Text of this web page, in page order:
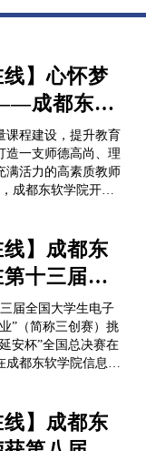
线】心怀梦
成都东软
年度新进教
课程建设，提升教育
造一支师德高尚、理
满活力的高素质教师
成都东软学院开展
师成长与职业规
范、素质拓展等模
工参加了此次培
线】成都东
十三届全
务全国总
届全国大学生电子
”（简称三创赛）挑
安杯”全国总决赛在
成都东软学院信息与
一等奖，同时，由
度爆表队”获得全国
胡晓飞获评全国优秀
线】成都东